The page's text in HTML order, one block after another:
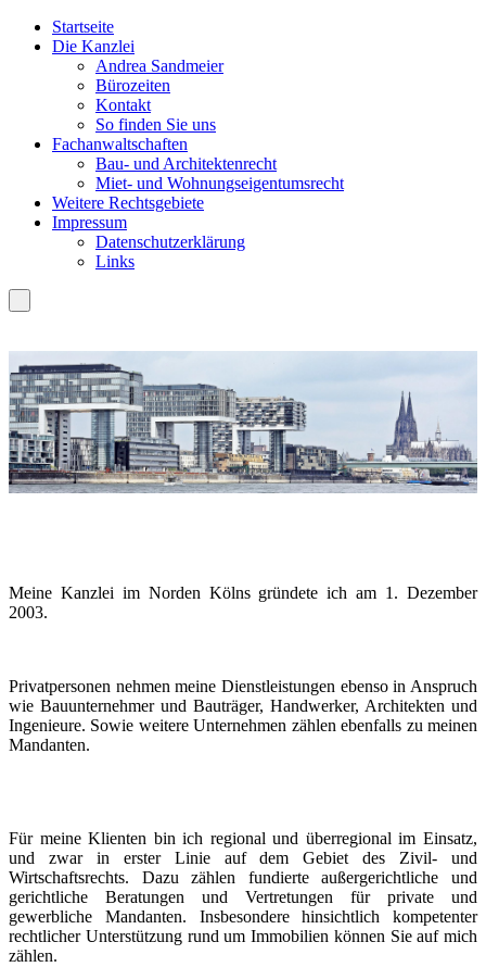
Startseite
Die Kanzlei
Andrea Sandmeier
Bürozeiten
Kontakt
So finden Sie uns
Fachanwaltschaften
Bau- und Architektenrecht
Miet- und Wohnungseigentumsrecht
Weitere Rechtsgebiete
Impressum
Datenschutzerklärung
Links
Meine Kanzlei im Norden Kölns gründete ich am 1. Dezember
2003.
Privatpersonen nehmen meine Dienstleistungen ebenso in Anspruch
wie Bauunternehmer und Bauträger, Handwerker, Architekten und
Ingenieure. Sowie weitere Unternehmen zählen ebenfalls zu meinen
Mandanten.
Für meine Klienten bin ich regional und überregional im Einsatz,
und zwar in erster Linie auf dem Gebiet des Zivil- und
Wirtschaftsrechts. Dazu zählen fundierte außergerichtliche und
gerichtliche Beratungen und Vertretungen für private und
gewerbliche Mandanten. Insbesondere hinsichtlich kompetenter
rechtlicher Unterstützung rund um Immobilien können Sie auf mich
zählen.